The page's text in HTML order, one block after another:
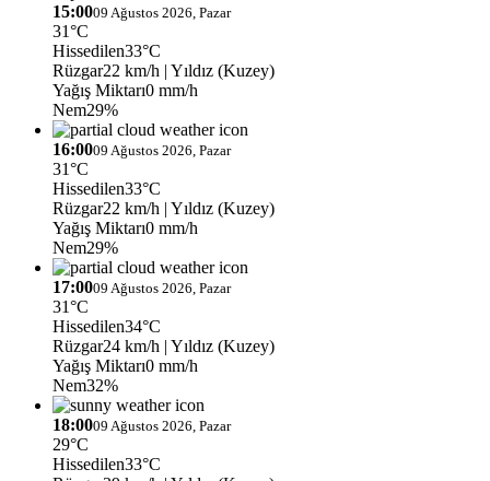
15:0009 Ağustos 2026, Pazar
31°C
Hissedilen33°C
Rüzgar22 km/h | Yıldız (Kuzey)
Yağış Miktarı0 mm/h
Nem29%
16:0009 Ağustos 2026, Pazar
31°C
Hissedilen33°C
Rüzgar22 km/h | Yıldız (Kuzey)
Yağış Miktarı0 mm/h
Nem29%
17:0009 Ağustos 2026, Pazar
31°C
Hissedilen34°C
Rüzgar24 km/h | Yıldız (Kuzey)
Yağış Miktarı0 mm/h
Nem32%
18:0009 Ağustos 2026, Pazar
29°C
Hissedilen33°C